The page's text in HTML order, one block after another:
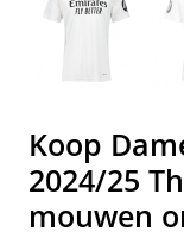
Koop
2024/25
mouwen